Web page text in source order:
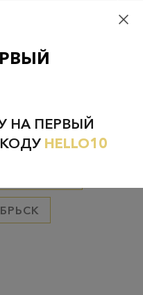
в магазинах
НА ПЕРВЫЙ
HELLO10